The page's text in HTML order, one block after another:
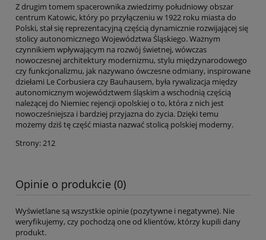
Z drugim tomem spacerownika zwiedzimy południowy obszar
centrum Katowic, który po przyłączeniu w 1922 roku miasta do
Polski, stał się reprezentacyjną częścią dynamicznie rozwijającej się
stolicy autonomicznego Województwa Śląskiego. Ważnym
czynnikiem wpływającym na rozwój świetnej, wówczas
nowoczesnej architektury modernizmu, stylu międzynarodowego
czy funkcjonalizmu, jak nazywano ówczesne odmiany, inspirowane
dziełami Le Corbusiera czy Bauhausem, była rywalizacja między
autonomicznym województwem śląskim a wschodnią częścią
należącej do Niemiec rejencji opolskiej o to, która z nich jest
nowocześniejsza i bardziej przyjazna do życia. Dzięki temu
możemy dziś tę część miasta nazwać stolicą polskiej moderny.
Strony: 212
Opinie o produkcie (0)
Wyświetlane są wszystkie opinie (pozytywne i negatywne). Nie
weryfikujemy, czy pochodzą one od klientów, którzy kupili dany
produkt.